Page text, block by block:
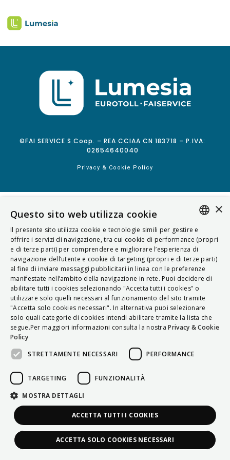
©FAI SERVICE S.Coop. – REA CCIAA CN 183718 – P.IVA:
02654640040
Privacy & Cookie Policy
ITALIAN
ENGLISH
FRENCH
HUNGARIAN
DEUTSCH
POLSKI
PORTUGUÊS
×
Questo sito web utilizza cookie
Il presente sito utilizza cookie e tecnologie simili per gestire e
offrire i servizi di navigazione, tra cui cookie di performance (propri
e di terze parti) per comprendere e migliorare l’esperienza di
navigazione dell’utente e cookie di targeting (propri e di terze parti)
al fine di inviare messaggi pubblicitari in linea con le preferenze
manifestate nell’ambito della navigazione in rete. Puoi decidere di
abilitare tutti i cookies selezionando "Accetta tutti i cookies" o
utilizzare solo quelli necessari al funzionamento del sito tramite
"Accetta solo cookies necessari". In alternativa puoi selezionare
solo quali categorie di cookies intendi abilitare tramite la lista che
segue.Per maggiori informazioni consulta la nostra Privacy & Cookie
Policy
STRETTAMENTE NECESSARI
PERFORMANCE
TARGETING FUNZIONALITÀ
MOSTRA DETTAGLI
ACCETTA TUTTI I COOKIES
ACCETTA SOLO COOKIES NECESSARI